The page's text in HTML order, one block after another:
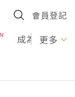
會員登記
成為U更多